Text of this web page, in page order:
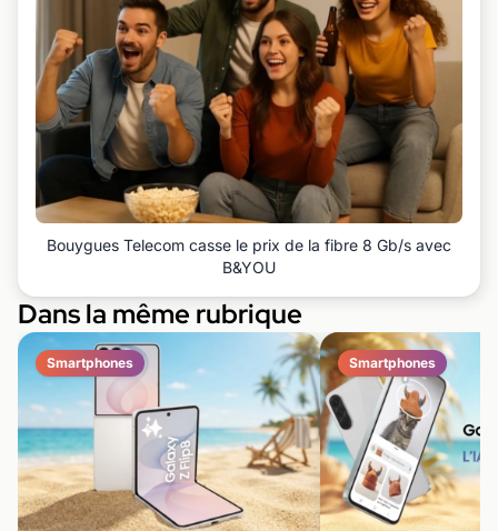
Bouygues Telecom casse le prix de la fibre 8 Gb/s avec
B&YOU
Dans la même rubrique
Smartphones Smartphones